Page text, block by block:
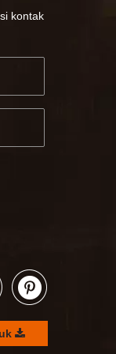
kontak